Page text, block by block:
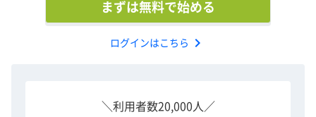
まずは無料で始める
ログインはこちら chevron_right
＼利用者数20,000人／